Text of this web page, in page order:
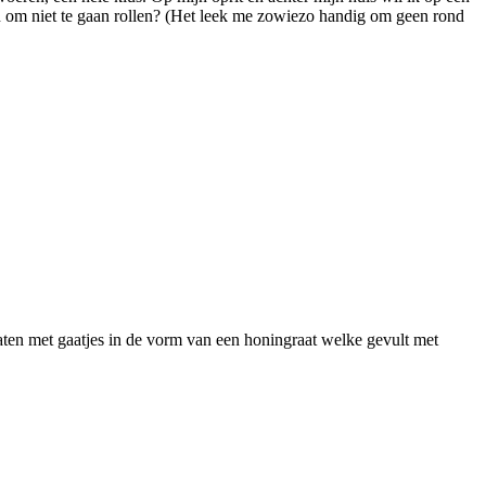
niet te gaan rollen? (Het leek me zowiezo handig om geen rond
met gaatjes in de vorm van een honingraat welke gevult met